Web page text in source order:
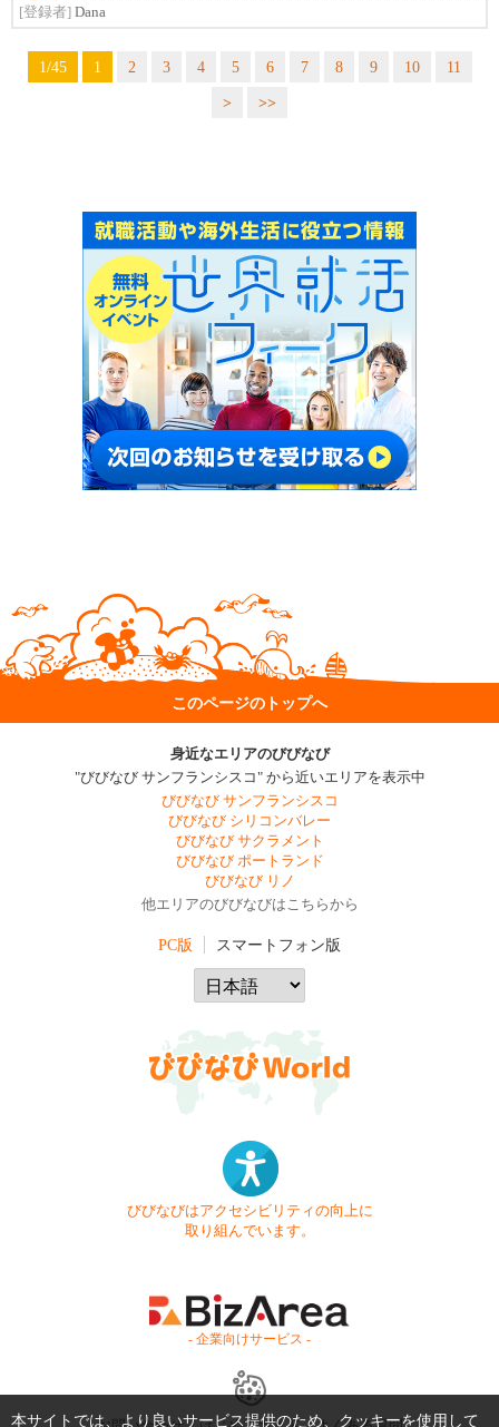
[登録者] Dana
1/45 1 2 3 4 5 6 7 8 9 10
11
>
>>
このページのトップへ
身近なエリアのびびなび
"びびなび サンフランシスコ" から近いエリアを表示中
びびなび サンフランシスコ
びびなび シリコンバレー
びびなび サクラメント
びびなび ポートランド
びびなび リノ
他エリアのびびなびはこちらから
PC版 スマートフォン版
びびなびはアクセシビリティの向上に
取り組んでいます。
- 企業向けサービス -
本サイトでは、より良いサービス提供のため、クッキーを使用して